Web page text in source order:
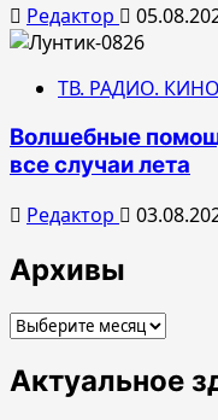
Редактор
ТВ. РАДИО.
Волшебные
все случаи лета
Редактор
Архивы
Архивы
Актуальное